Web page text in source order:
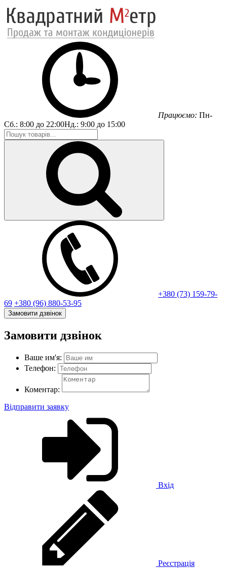
Працюємо: Пн-
Сб.: 8:00 до 22:00Нд.: 9:00 до 15:00
+380 (73) 159-79-
69 +380 (96) 880-53-95
Замовити дзвінок
Замовити дзвінок
Ваше им'я:
Телефон:
Коментар:
Відправити заявку
Вхід
Реєстрація